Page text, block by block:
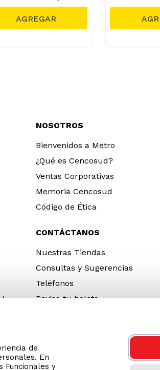
Uso
NOSOTROS
Bienvenidos a Metro
¿Qué es Cencosud?
Ventas Corporativas
Memoria Cencosud
Código de Ética
CONTÁCTANOS
Nuestras Tiendas
Consultas y Sugerencias
Teléfonos
Revisa tu boleta
de
En
Funcionales y